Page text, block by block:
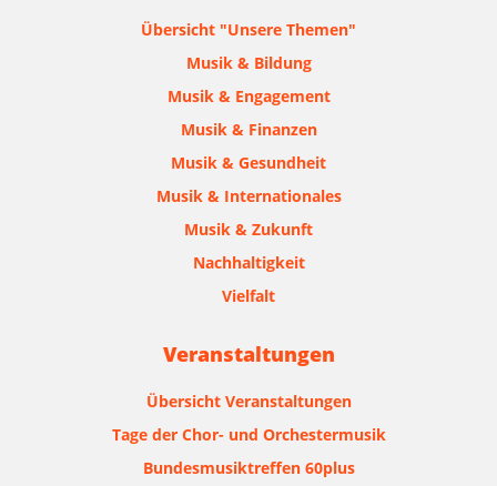
Übersicht "Unsere Themen"
Musik & Bildung
Musik & Engagement
Musik & Finanzen
Musik & Gesundheit
Musik & Internationales
Musik & Zukunft
Nachhaltigkeit
Vielfalt
Veranstaltungen
Übersicht Veranstaltungen
Tage der Chor- und Orchestermusik
Bundesmusiktreffen 60plus